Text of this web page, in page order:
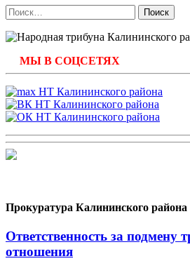
Найти:
МЫ В СОЦСЕТЯХ
Прокуратура Калининского
Ответственность за подмену
отношения